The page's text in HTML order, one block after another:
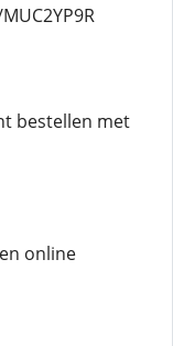
bestellen met
online